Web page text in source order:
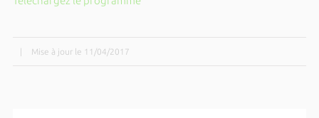
Mise à jour le 11/04/2017